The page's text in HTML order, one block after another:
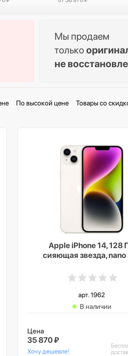
Мы продаем
только
не
По высокой цене Товары со
Apple iPhone 14, 128
сияющая звезда, nano
арт. 1962
В наличии
Цена
35 870 ₽
Хочу дешевле!